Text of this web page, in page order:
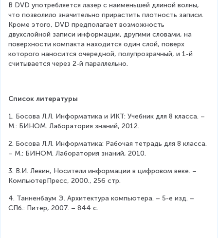
В DVD употребляется лазер с наименьшей длиной волны,
что позволило значительно прирастить плотность записи.
Кроме этого, DVD предполагает возможность
двухслойной записи информации, другими словами, на
поверхности компакта находится один слой, поверх
которого наносится очередной, полупрозрачный, и 1-й
считывается через 2-й параллельно.
Список литературы
1. Босова Л.Л. Информатика и ИКТ: Учебник для 8 класса. –
М.: БИНОМ. Лаборатория знаний, 2012.
2. Босова Л.Л. Информатика: Рабочая тетрадь для 8 класса.
– М.: БИНОМ. Лаборатория знаний, 2010.
3. В.И. Левин, Носители информации в цифровом веке. –
КомпьютерПресс, 2000., 256 стр.
4. Танненбаум Э. Архитектура компьютера. – 5-е изд. –
СПб.: Питер, 2007. – 844 с.